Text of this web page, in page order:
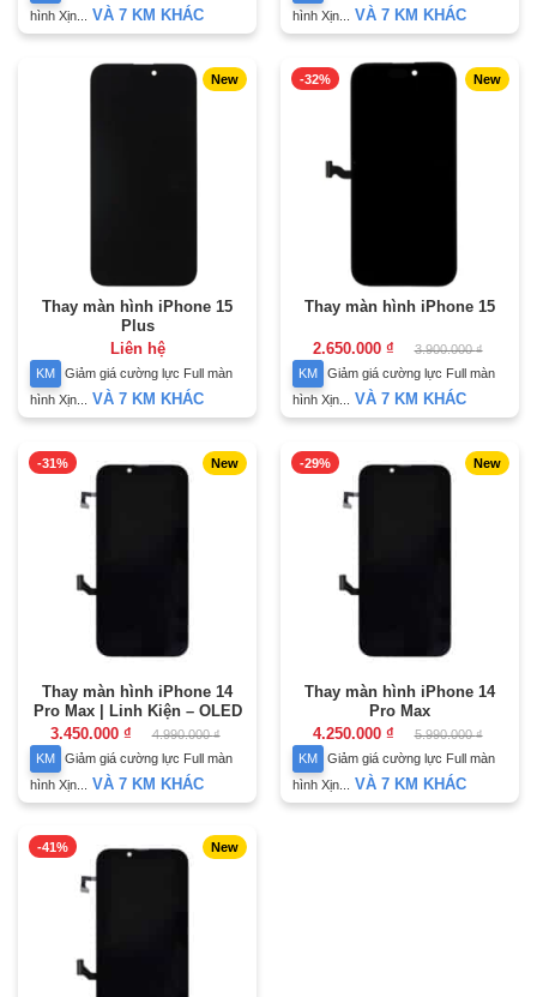
hình Xịn... VÀ 7 KM KHÁC hình Xịn... VÀ 7 KM KHÁC
New
Thay màn hình iPhone 15
Plus
Liên hệ
KM
Giảm giá cường lực Full màn
hình Xịn...
VÀ 7 KM KHÁC
-32% New
Thay màn hình iPhone 15
3.900.000₫
Giá
là:
3.900.000 ₫.
2.650.000 ₫
Giá
tại
là:
2.650.000 ₫.
KM
Giảm giá cường lực Full màn
hình Xịn...
VÀ 7 KM KHÁC
-31% New
Thay màn hình iPhone 14
Pro Max | Linh Kiện – OLED
4.990.000₫
Giá
là:
4.990.000 ₫.
3.450.000 ₫
Giá
tại
là:
3.450.000 ₫.
KM
Giảm giá cường lực Full màn
hình Xịn...
VÀ 7 KM KHÁC
-29% New
Thay màn hình iPhone 14
Pro Max
5.990.000₫
4.250.000 ₫
KM
Giảm giá cường lực Full màn
hình Xịn...
VÀ 7 KM KHÁC
-41% New